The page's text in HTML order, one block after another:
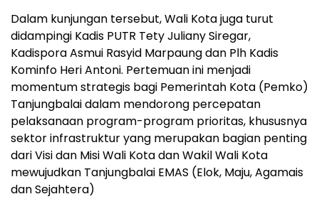
Dalam kunjungan tersebut, Wali Kota juga turut
didampingi Kadis PUTR Tety Juliany Siregar,
Kadispora Asmui Rasyid Marpaung dan Plh Kadis
Kominfo Heri Antoni. Pertemuan ini menjadi
momentum strategis bagi Pemerintah Kota (Pemko)
Tanjungbalai dalam mendorong percepatan
pelaksanaan program-program prioritas, khususnya
sektor infrastruktur yang merupakan bagian penting
dari Visi dan Misi Wali Kota dan Wakil Wali Kota
mewujudkan Tanjungbalai EMAS (Elok, Maju, Agamais
dan Sejahtera)